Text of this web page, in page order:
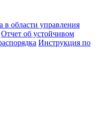
в области управления
Отчет об устойчивом
Инструкция по